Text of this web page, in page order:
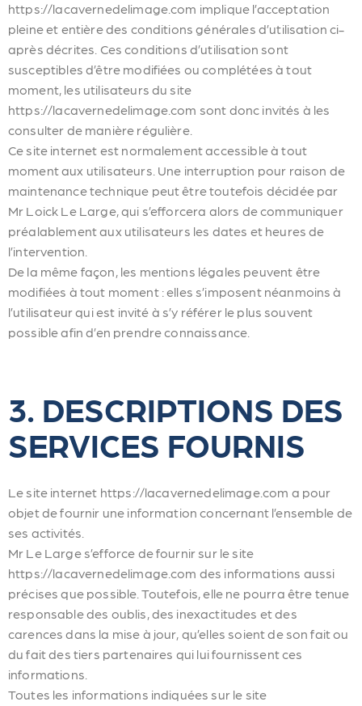
https://lacavernedelimage.com implique l’acceptation
pleine et entière des conditions générales d’utilisation ci-
après décrites. Ces conditions d’utilisation sont
susceptibles d’être modifiées ou complétées à tout
moment, les utilisateurs du site
https://lacavernedelimage.com sont donc invités à les
consulter de manière régulière.
Ce site internet est normalement accessible à tout
moment aux utilisateurs. Une interruption pour raison de
maintenance technique peut être toutefois décidée par
Mr Loick Le Large, qui s’efforcera alors de communiquer
préalablement aux utilisateurs les dates et heures de
l’intervention.
De la même façon, les mentions légales peuvent être
modifiées à tout moment : elles s’imposent néanmoins à
l’utilisateur qui est invité à s’y référer le plus souvent
possible afin d’en prendre connaissance.
3. DESCRIPTIONS DES
SERVICES FOURNIS
Le site internet https://lacavernedelimage.com a pour
objet de fournir une information concernant l’ensemble de
ses activités.
Mr Le Large s’efforce de fournir sur le site
https://lacavernedelimage.com des informations aussi
précises que possible. Toutefois, elle ne pourra être tenue
responsable des oublis, des inexactitudes et des
carences dans la mise à jour, qu’elles soient de son fait ou
du fait des tiers partenaires qui lui fournissent ces
informations.
Toutes les informations indiquées sur le site